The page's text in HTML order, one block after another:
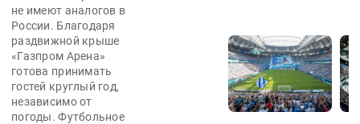
не имеют аналогов в
России. Благодаря
раздвижной крыше
«Газпром Арена»
готова принимать
гостей круглый год,
независимо от
погоды. Футбольное